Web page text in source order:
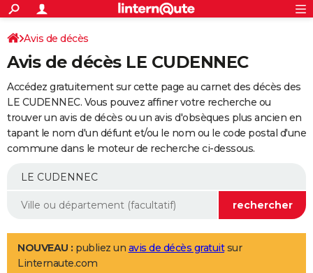
ACTUALITÉS
Politique
Société
Faits Divers
Education
Monde
Villes
+
SPORT
Coupe du monde 2026
Football
Tennis
Cyclisme
Rugby
Forum
Programme TV
TNTStreaming
Cinéma
Sorties cinéma
Musique
+FINANCE
Retraite
Epargne
Immobilier
Risques naturels par ville
Assurance
AUTO
Essais
Réserver un essai
Citadines
Berlines
SUV
Forum auto
+
Mobiles
Meilleur smartphone
Internet
Ordinateurs
Jeux vidéo
Guide high-tech
Aménagement intérieur
LIFESTYLE
Art de vivre
Bien-être
Loisirs
Mode
Modes de vie
Avis de décès
Avis de décès LE CUDENNEC
Accédez gratuitement sur cette page au carnet des décès des
LE CUDENNEC. Vous pouvez affiner votre recherche ou
trouver un avis de décès ou un avis d'obsèques plus ancien en
tapant le nom d'un défunt et/ou le nom ou le code postal d'une
commune dans le moteur de recherche ci-dessous.
NOUVEAU : publiez un avis de décès gratuitsur
Linternaute.com